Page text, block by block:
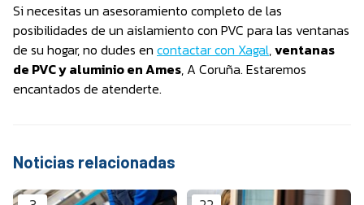
Si necesitas un asesoramiento completo de las
posibilidades de un aislamiento con PVC para las ventanas
de su hogar, no dudes en contactar con Xagal,ventanas
de PVC y aluminio en Ames, A Coruña. Estaremos
encantados de atenderte.
Noticias relacionadas